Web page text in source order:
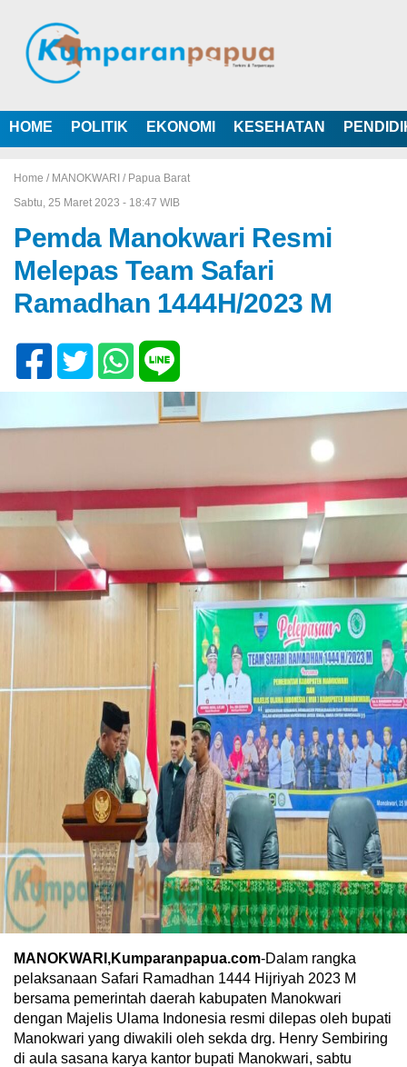
HOME POLITIK EKONOMI KESEHATAN
Home / MANOKWARI / Papua Barat
Sabtu, 25 Maret 2023 - 18:47 WIB
Pemda Manokwari Resmi
Melepas Team Safari
Ramadhan 1444H/2023 M
MANOKWARI,Kumparanpapua.com-Dalam rangka
pelaksanaan Safari Ramadhan 1444 Hijriyah 2023 M
bersama pemerintah daerah kabupaten Manokwari
dengan Majelis Ulama Indonesia resmi dilepas oleh bupati
Manokwari yang diwakili oleh sekda drg. Henry Sembiring
di aula sasana karya kantor bupati Manokwari, sabtu